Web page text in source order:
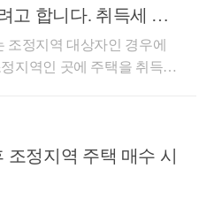
▶ 주택을 분양권(조합원
주택을 취득한 날부터 1년
입주권) 취득 b.분양권(조
비과세 요건(2년 보유 및 거
양도하는 경우 ▶주택을 분
3년이 지나서 양도시 아래
고 합니다. 취득세 중
조정지역 대상자인 경우에
있고 취득하시는 것이 아
않으셔도 됩니다
정지역 주택 매수 시